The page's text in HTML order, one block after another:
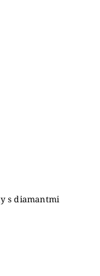
s diamantmi